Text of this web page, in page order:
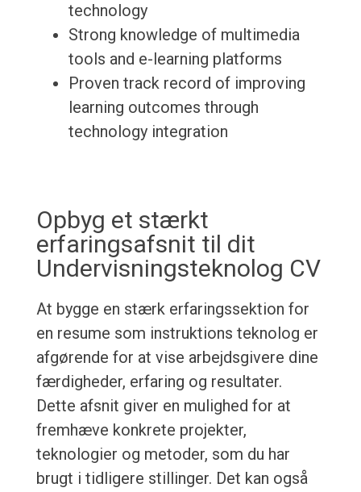
technology
Strong knowledge of multimedia
tools and e-learning platforms
Proven track record of improving
learning outcomes through
technology integration
Opbyg et stærkt
erfaringsafsnit til dit
Undervisningsteknolog CV
At bygge en stærk erfaringssektion for
en resume som instruktions teknolog er
afgørende for at vise arbejdsgivere dine
færdigheder, erfaring og resultater.
Dette afsnit giver en mulighed for at
fremhæve konkrete projekter,
teknologier og metoder, som du har
brugt i tidligere stillinger. Det kan også